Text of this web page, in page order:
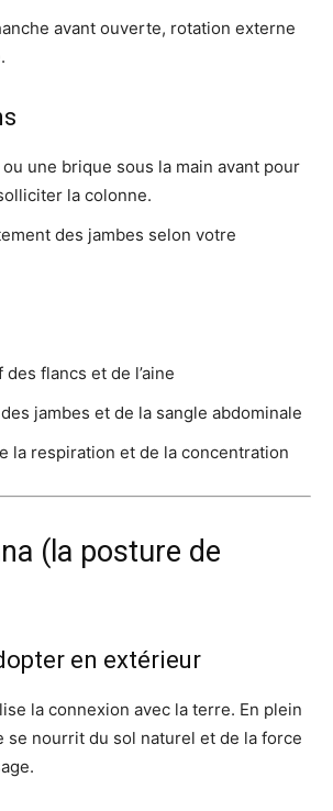
avant ouverte, rotation externe
une brique sous la main avant pour
la colonne.
des jambes selon votre
flancs et de l’aine
jambes et de la sangle abdominale
la respiration et de la concentration
(la posture de
en extérieur
la connexion avec la terre. En plein
se nourrit du sol naturel et de la force